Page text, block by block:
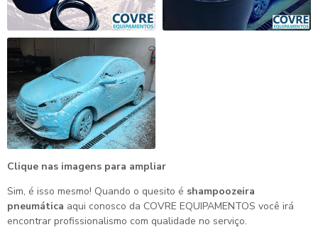
Clique nas imagens para ampliar
Sim, é isso mesmo! Quando o quesito é shampoozeira
pneumática aqui conosco da COVRE EQUIPAMENTOS você irá
encontrar profissionalismo com qualidade no serviço.